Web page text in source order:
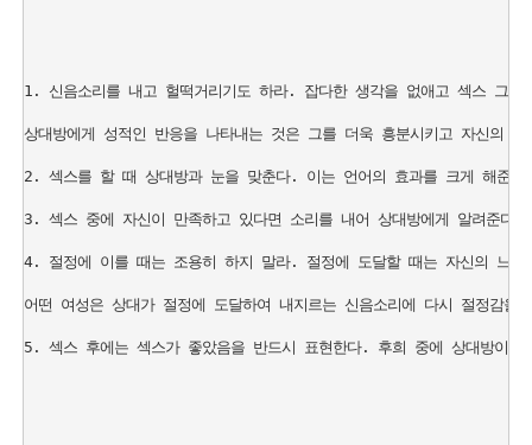
1. 신음소리를 내고 헐떡거리기도 하라. 잡다한 생각을 없애고 섹스 그
상대방에게 성적인 반응을 나타내는 것은 그를 더욱 흥분시키고 자신의
2. 섹스를 할 때 상대방과 눈을 맞춘다. 이는 언어의 효과를 크게 해준다.
3. 섹스 중에 자신이 만족하고 있다면 소리를 내어 상대방에게 알려준
4. 절정에 이를 때는 조용히 하지 말라. 절정에 도달할 때는 자신의 느낌
어떤 여성은 상대가 절정에 도달하여 내지르는 신음소리에 다시 절정감을
5. 섹스 후에는 섹스가 좋았음을 반드시 표현한다. 후희 중에 상대방이